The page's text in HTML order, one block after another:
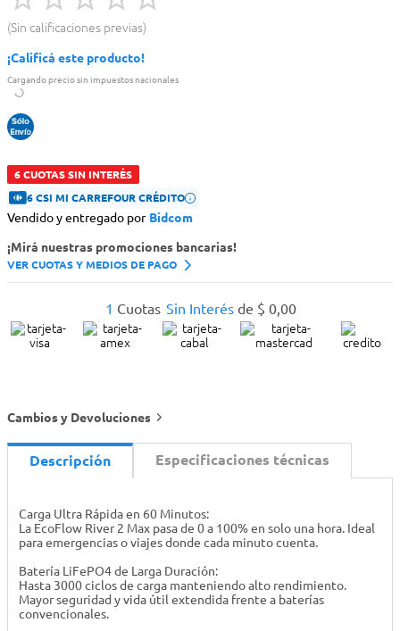
Sin calificaciones previas
¡Calificá este producto!
Cargando precio sin impuestos nacionales
6 CUOTAS SIN INTERÉS
6 CSI MI CARREFOUR CRÉDITO
Vendido y entregado por Bidcom
¡Mirá nuestras promociones bancarias!
VER CUOTAS Y MEDIOS DE PAGO
1 Cuotas Sin Interés de $ 0,00
Cambios y Devoluciones
Descripción Especificaciones técnicas
Carga Ultra Rápida en 60 Minutos:
La EcoFlow River 2 Max pasa de 0 a 100% en solo una hora. Ideal
para emergencias o viajes donde cada minuto cuenta.
Batería LiFePO4 de Larga Duración:
Hasta 3000 ciclos de carga manteniendo alto rendimiento.
Mayor seguridad y vida útil extendida frente a baterías
convencionales.